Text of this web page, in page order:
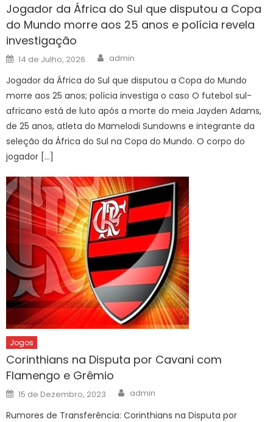
Jogador da África do Sul que disputou a Copa
do Mundo morre aos 25 anos e polícia revela
investigação
Posted
on
14 de Julho, 2026 Author
admin
Jogador da África do Sul que disputou a Copa do Mundo
morre aos 25 anos; polícia investiga o caso O futebol sul-
africano está de luto após a morte do meia Jayden Adams,
de 25 anos, atleta do Mamelodi Sundowns e integrante da
seleção da África do Sul na Copa do Mundo. O corpo do
jogador […]
Jogos
Corinthians na Disputa por Cavani com
Flamengo e Grêmio
Posted
on
15 de Dezembro, 2023 Author
admin
Rumores de Transferência: Corinthians na Disputa por